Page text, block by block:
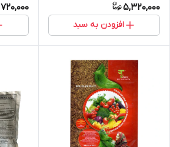
5,320,000
افزودن به سبد
720,000